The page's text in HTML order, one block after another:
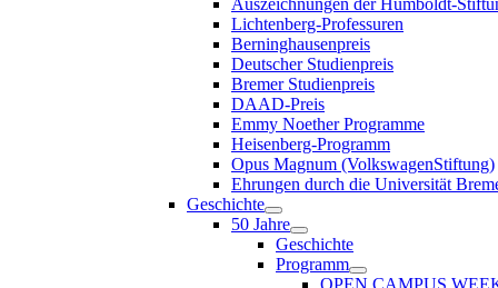
Lichtenberg-Professuren
Berninghausenpreis
Deutscher Studienpreis
Bremer Studienpreis
DAAD-Preis
Emmy Noether Programme
Heisenberg-Programm
Opus Magnum (VolkswagenStiftung)
Ehrungen durch die Universität
Geschichte
50 Jahre
Geschichte
Programm
OPEN CAMPUS